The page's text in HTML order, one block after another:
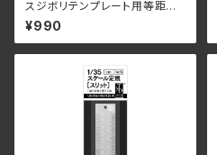
スジボリテンプレート用等距離
定規
¥990